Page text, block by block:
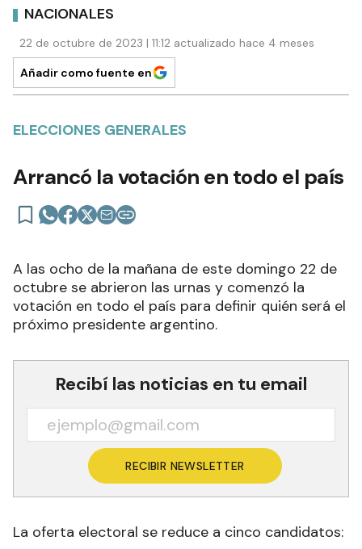
NACIONALES
22 de octubre de 2023 | 11:12 actualizado hace 4 meses
Añadir como fuente en
ELECCIONES GENERALES
Arrancó la votación en todo el país
A las ocho de la mañana de este domingo 22 de
octubre se abrieron las urnas y comenzó la
votación en todo el país para definir quién será el
próximo presidente argentino.
Recibí las noticias en tu email
RECIBIR NEWSLETTER
La oferta electoral se reduce a cinco candidatos: